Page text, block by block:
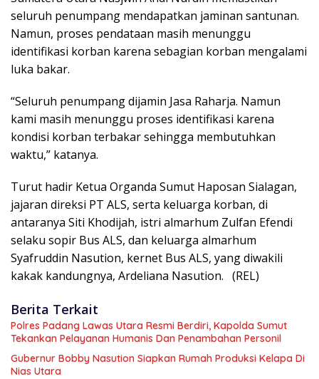
seluruh penumpang mendapatkan jaminan santunan.
Namun, proses pendataan masih menunggu
identifikasi korban karena sebagian korban mengalami
luka bakar.
“Seluruh penumpang dijamin Jasa Raharja. Namun
kami masih menunggu proses identifikasi karena
kondisi korban terbakar sehingga membutuhkan
waktu,” katanya.
Turut hadir Ketua Organda Sumut Haposan Sialagan,
jajaran direksi PT ALS, serta keluarga korban, di
antaranya Siti Khodijah, istri almarhum Zulfan Efendi
selaku sopir Bus ALS, dan keluarga almarhum
Syafruddin Nasution, kernet Bus ALS, yang diwakili
kakak kandungnya, Ardeliana Nasution. (REL)
Berita Terkait
Polres Padang Lawas Utara Resmi Berdiri, Kapolda Sumut
Tekankan Pelayanan Humanis Dan Penambahan Personil
Gubernur Bobby Nasution Siapkan Rumah Produksi Kelapa Di
Nias Utara